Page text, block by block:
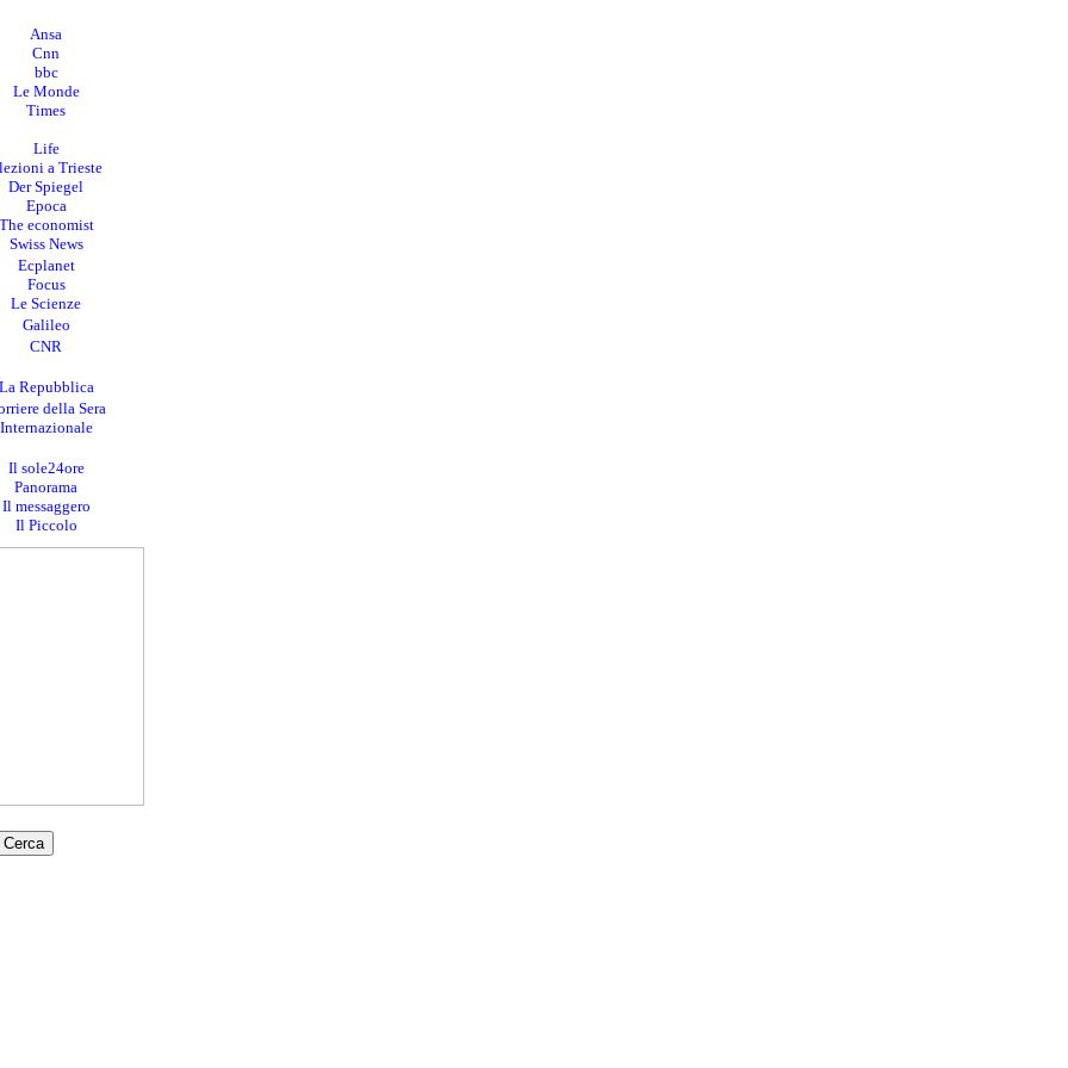
Ansa
Cnn
bbc
Le Monde
Times
Life
a Trieste
Der Spiegel
Epoca
economist
Swiss News
Ecplanet
Focus
Le Scienze
Galileo
CNR
Repubblica
della Sera
Internazionale
Il sole24ore
Panorama
Il messaggero
Il Piccolo